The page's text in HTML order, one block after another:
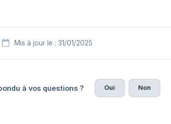
Mis à jour le : 31/01/2025
à vos questions ? Oui Non